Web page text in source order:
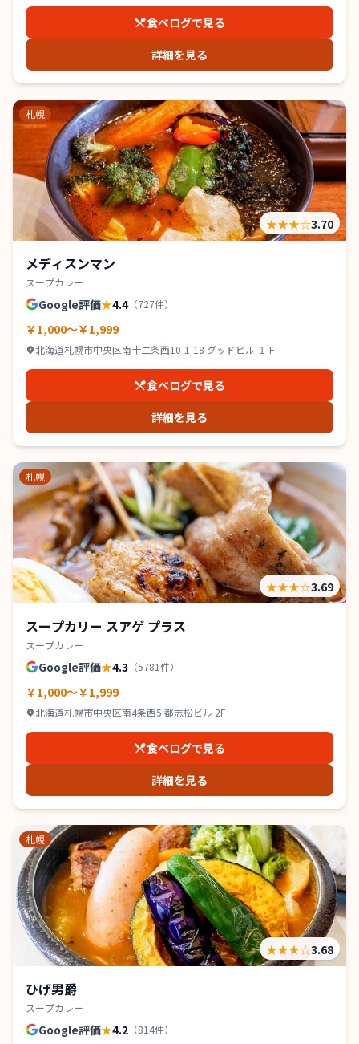
食べログで見る
詳細を見る
札幌
★★★☆3.70
メディスンマン
スープカレー
Google評価★4.4（727件）
￥1,000～￥1,999
北海道札幌市中央区南十二条西10-1-18 グッドビル １Ｆ
食べログで見る
詳細を見る
札幌
★★★☆3.69
スープカリー スアゲ プラス
スープカレー
Google評価★4.3 （5781件）
￥1,000～￥1,999
北海道札幌市中央区南4条西5 都志松ビル 2F
食べログで見る
詳細を見る
札幌
★★★☆3.68
ひげ男爵
スープカレー
Google評価★4.2 （814件）